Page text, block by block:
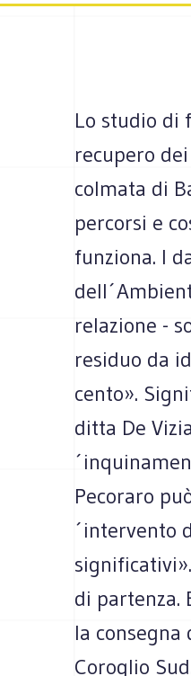
Lo studio di
recupero
colmata di
percorsi e
funziona. I
relazione -
residuo da
cento».
ditta De
Pecoraro
´intervento
di partenza.
la
Coroglio